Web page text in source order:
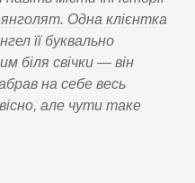
Одна клієнтка
її буквально
біля свічки — він
на себе весь
але чути таке